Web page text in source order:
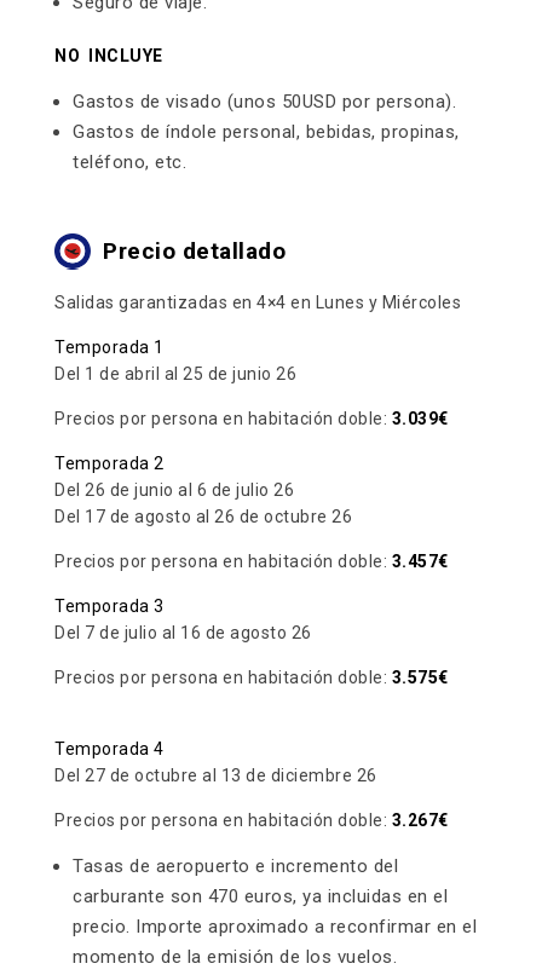
NO INCLUYE
Gastos de visado (unos 50USD por persona).
Gastos de índole personal, bebidas, propinas,
teléfono, etc.
Precio detallado
Salidas garantizadas en 4×4 en Lunes y Miércoles
Temporada 1
Del 1 de abril al 25 de junio 26
Precios por persona en habitación doble: 3.039€
Temporada 2
Del 26 de junio al 6 de julio 26
Del 17 de agosto al 26 de octubre 26
Precios por persona en habitación doble: 3.457€
Temporada 3
Del 7 de julio al 16 de agosto 26
Precios por persona en habitación doble: 3.575€
Temporada 4
Del 27 de octubre al 13 de diciembre 26
Precios por persona en habitación doble: 3.267€
Tasas de aeropuerto e incremento del
carburante son 470 euros, ya incluidas en el
precio. Importe aproximado a reconfirmar en el
momento de la emisión de los vuelos.